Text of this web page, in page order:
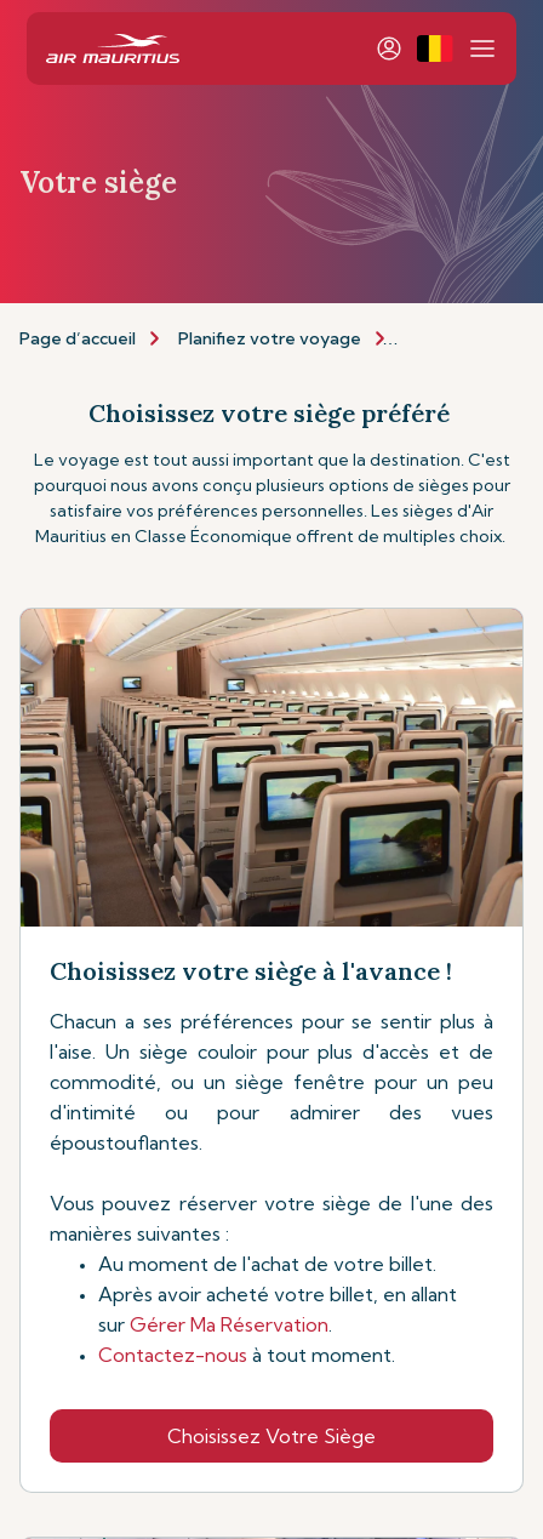
Votre siège
Page d’accueil Planifiez votre voyage
Choisissez votre siège préféré
Le voyage est tout aussi important que la destination. C'est
pourquoi nous avons conçu plusieurs options de sièges pour
satisfaire vos préférences personnelles. Les sièges d'Air
Mauritius en Classe Économique offrent de multiples choix.
Choisissez votre siège à l'avance !
Chacun a ses préférences pour se sentir plus à
l'aise. Un siège couloir pour plus d'accès et de
commodité, ou un siège fenêtre pour un peu
d'intimité ou pour admirer des vues
époustouflantes.
Vous pouvez réserver votre siège de l'une des
manières suivantes :
Au moment de l'achat de votre billet.
Après avoir acheté votre billet, en allant
sur Gérer Ma Réservation
Contactez-nous à tout moment.
Choisissez Votre Siège